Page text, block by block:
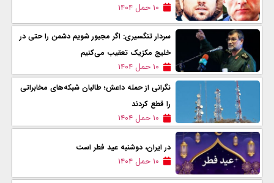
۱۰ حمل ۱۴۰۴
سردار تنگسیری: اگر مجبور شویم دشمن را حتی در
خلیج مکزیک تعقیب می‌کنیم
۱۰ حمل ۱۴۰۴
نگرانی از حمله داعش؛ طالبان شبکه‌های مخابراتی
را قطع کردند
۱۰ حمل ۱۴۰۴
در ایران، دوشنبه عید فطر است
۱۰ حمل ۱۴۰۴